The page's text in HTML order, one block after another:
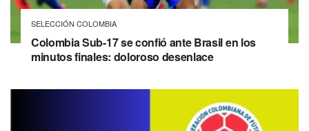
SELECCIÓN COLOMBIA
Colombia Sub-17 se confió ante Brasil en los
minutos finales: doloroso desenlace